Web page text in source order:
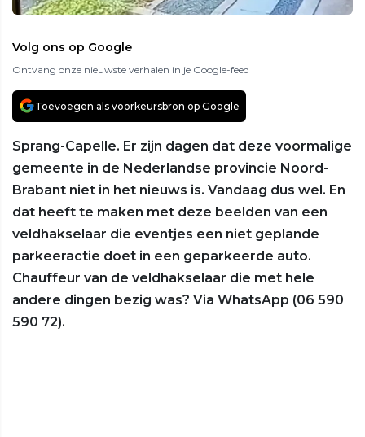
Volg ons op Google
Ontvang onze nieuwste verhalen in je Google-feed
Toevoegen als voorkeursbron op Google
Sprang-Capelle. Er zijn dagen dat deze voormalige
gemeente in de Nederlandse provincie Noord-
Brabant niet in het nieuws is. Vandaag dus wel. En
dat heeft te maken met deze beelden van een
veldhakselaar die eventjes een niet geplande
parkeeractie doet in een geparkeerde auto.
Chauffeur van de veldhakselaar die met hele
andere dingen bezig was? Via WhatsApp (06 590
590 72).